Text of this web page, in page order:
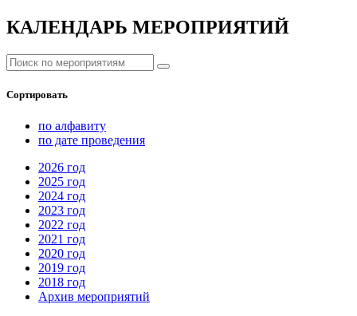
КАЛЕНДАРЬ МЕРОПРИЯТИЙ
Сортировать
по алфавиту
по дате проведения
2026 год
2025 год
2024 год
2023 год
2022 год
2021 год
2020 год
2019 год
2018 год
Архив мероприятий